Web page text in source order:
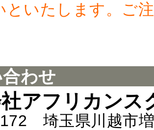
といたします。ご
わせ
アフリカンス
埼玉県川越市